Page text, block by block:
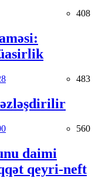
408
483
560
daimi
qeyri-neft